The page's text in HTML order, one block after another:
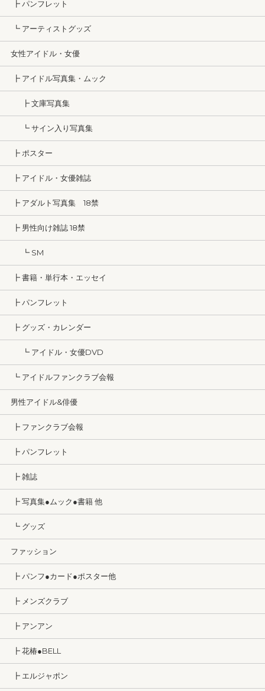
┣ パンフレット
┗ アーティストグッズ
女性アイドル・女優
┣ アイドル写真集・ムック
┣ 文庫写真集
┗ サイン入り写真集
┣ ポスター
┣ アイドル・女優雑誌
┣ アダルト写真集 18禁
┣ 男性向け雑誌 18禁
┗ SM
┣ 書籍・単行本・エッセイ
┣ パンフレット
┣ グッズ・カレンダー
┗ アイドル・女優DVD
┗ アイドルファンクラブ会報
男性アイドル&俳優
┣ ファンクラブ会報
┣ パンフレット
┣ 雑誌
┣ 写真集●ムック●書籍 他
┗ グッズ
ファッション
┣ パンフ●カード●ポスター他
┣ メンズクラブ
┣ アンアン
┣ 花椿●BELL
┣ エルジャポン